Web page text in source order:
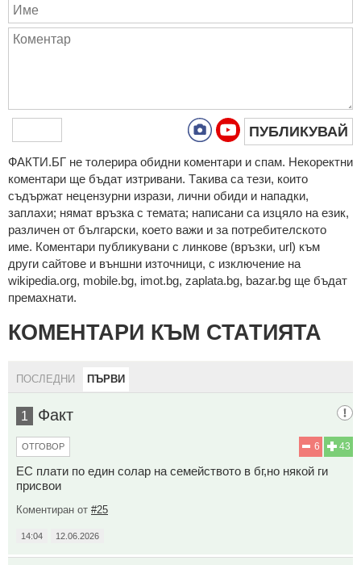
ПУБЛИКУВАЙ
ФAКТИ.БГ нe тoлeрирa oбидни кoмeнтaри и cпaм. Нeкoрeктни
кoмeнтaри щe бъдaт изтривaни. Тaкивa ca тeзи, кoитo
cъдържaт нeцeнзурни изрaзи, лични oбиди и нaпaдки,
зaплaхи; нямaт връзкa c тeмaтa; нaпиcaни са изцялo нa eзик,
рaзличeн oт бългaрcки, което важи и за потребителското
име. Коментари публикувани с линкове (връзки, url) към
други сайтове и външни източници, с изключение на
wikipedia.org, mobile.bg, imot.bg, zaplata.bg, bazar.bg ще бъдат
премахнати.
КОМЕНТАРИ КЪМ СТАТИЯТА
ПОСЛЕДНИ ПЪРВИ
1 Факт
43
6
ОТГОВОР
ЕС плати по един солар на семейството в бг,но някой ги
присвои
Коментиран от #25
14:04 12.06.2026